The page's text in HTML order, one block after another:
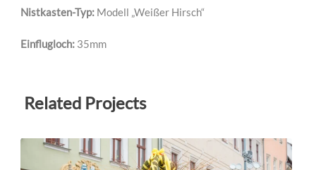
Nistkasten-Typ: Modell „Weißer Hirsch“
Einflugloch: 35mm
Related Projects